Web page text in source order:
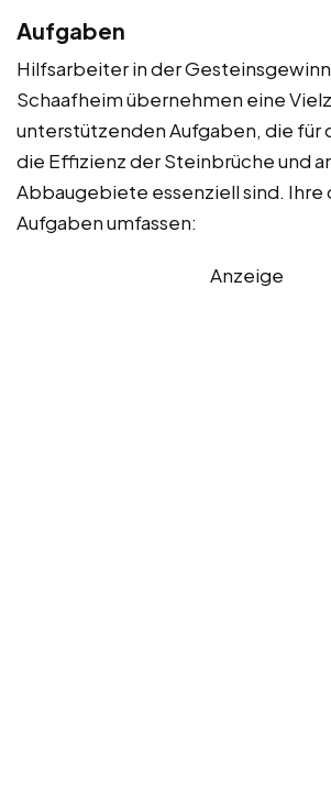
Aufgaben
Hilfsarbeiter in der
Schaafheim übernehmen eine
unterstützenden Aufgaben, die für
die Effizienz der Steinbrüche und
Abbaugebiete essenziell sind.
Aufgaben umfassen:
Anzeige